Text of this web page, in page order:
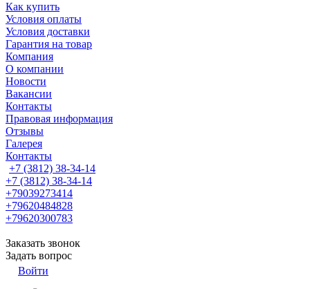
Как купить
Условия оплаты
Условия доставки
Гарантия на товар
Компания
О компании
Новости
Вакансии
Контакты
Правовая информация
Отзывы
Галерея
Контакты
+7 (3812) 38-34-14
+7 (3812) 38-34-14
+79039273414
+79620484828
+79620300783
Заказать звонок
Задать вопрос
Войти